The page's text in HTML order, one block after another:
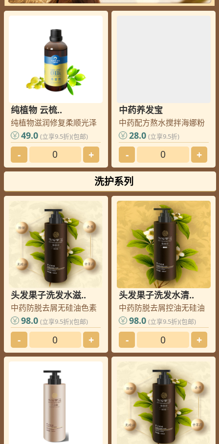
纯植物 云梳..
纯植物滋润修复柔顺光泽
49.0 (立享9.5折)(包邮)
- +
中药养发宝
中药配方熬水搅拌海娜粉
28.0 (立享9.5折)
- +
洗护系列
头发果子洗发水滋..
中药防脱去屑无硅油色素
98.0 (立享9.5折)(包邮)
- +
头发果子洗发水清..
中药防脱去屑控油无硅油
98.0 (立享9.5折)(包邮)
- +